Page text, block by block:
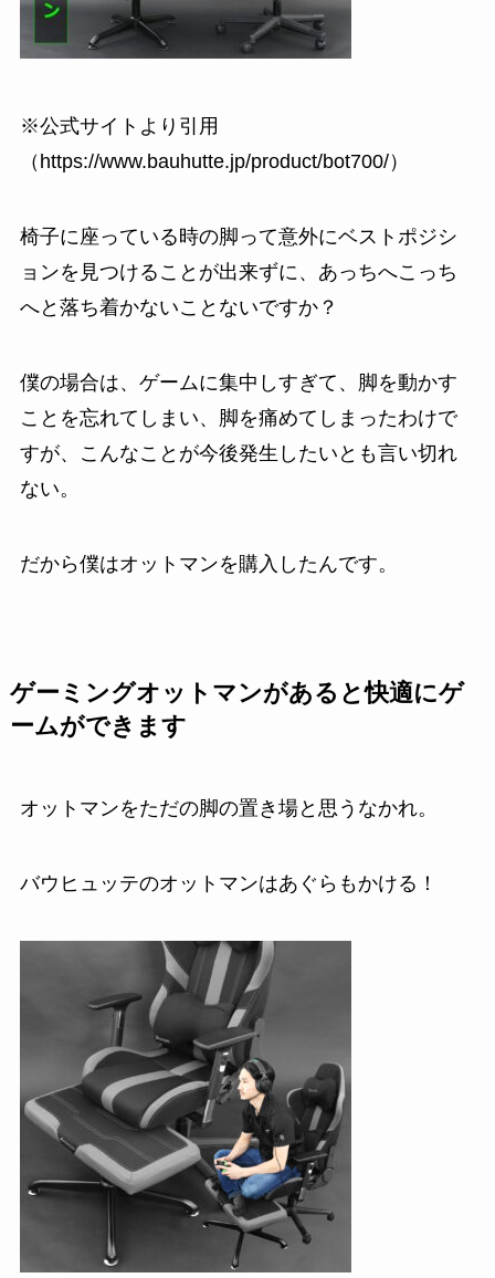
※公式サイトより引用
（https://www.bauhutte.jp/product/bot700/）
椅子に座っている時の脚って意外にベストポジシ
ョンを見つけることが出来ずに、あっちへこっち
へと落ち着かないことないですか？
僕の場合は、ゲームに集中しすぎて、脚を動かす
ことを忘れてしまい、脚を痛めてしまったわけで
すが、こんなことが今後発生したいとも言い切れ
ない。
だから僕はオットマンを購入したんです。
ゲーミングオットマンがあると快適にゲ
ームができます
オットマンをただの脚の置き場と思うなかれ。
バウヒュッテのオットマンはあぐらもかける！